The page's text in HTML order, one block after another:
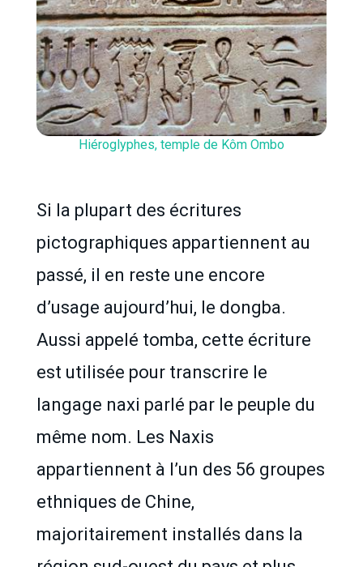
Hiéroglyphes, temple de Kôm Ombo
Si la plupart des écritures
pictographiques appartiennent au
passé, il en reste une encore
d’usage aujourd’hui, le dongba.
Aussi appelé tomba, cette écriture
est utilisée pour transcrire le
langage naxi parlé par le peuple du
même nom. Les Naxis
appartiennent à l’un des 56 groupes
ethniques de Chine,
majoritairement installés dans la